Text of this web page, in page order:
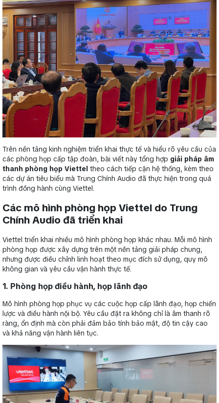
Trên nền tảng kinh nghiệm triển khai thực tế và hiểu rõ yêu cầu của
các phòng họp cấp tập đoàn, bài viết này tổng hợp giải pháp âm
thanh phòng họp Viettel theo cách tiếp cận hệ thống, kèm theo
các dự án tiêu biểu mà Trung Chính Audio đã thực hiện trong quá
trình đồng hành cùng Viettel.
Các mô hình phòng họp Viettel do Trung
Chính Audio đã triển khai
Viettel triển khai nhiều mô hình phòng họp khác nhau. Mỗi mô hình
phòng họp được xây dựng trên một nền tảng giải pháp chung,
nhưng được điều chỉnh linh hoạt theo mục đích sử dụng, quy mô
không gian và yêu cầu vận hành thực tế.
1. Phòng họp điều hành, họp lãnh đạo
Mô hình phòng họp phục vụ các cuộc họp cấp lãnh đạo, họp chiến
lược và điều hành nội bộ. Yêu cầu đặt ra không chỉ là âm thanh rõ
ràng, ổn định mà còn phải đảm bảo tính bảo mật, độ tin cậy cao
và khả năng vận hành liên tục.